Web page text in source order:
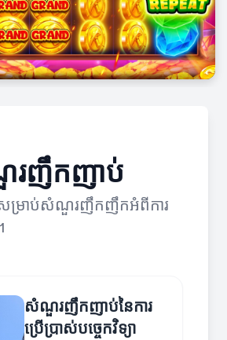
ញឹកញាប់
សម្រាប់សំណួរញឹកញឹកអំពីការ
សំណួរញឹកញាប់នៃការ
ប្រើប្រាស់បច្ចេកវិទ្យា